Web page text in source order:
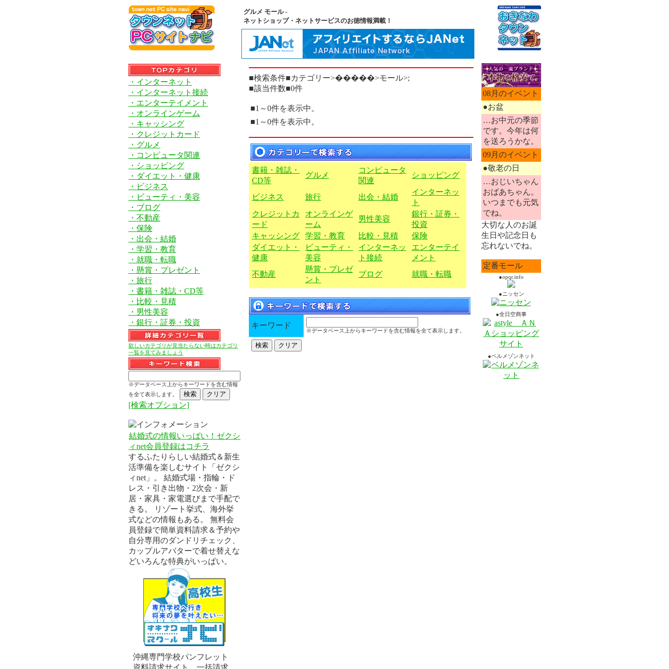
グルメ モール -
ネットショップ・ネットサービスのお徳情報満載！
・インターネット
・インターネット接続
・エンターテイメント
・オンラインゲーム
・キャッシング
・クレジットカード
・グルメ
・コンピュータ関連
・ショッピング
・ダイエット・健康
・ビジネス
・ビューティ・美容
・ブログ
・不動産
・保険
・出会・結婚
・学習・教育
・就職・転職
・懸賞・プレゼント
・旅行
・書籍・雑誌・CD等
・比較・見積
・男性美容
・銀行・証券・投資
欲しいカテゴリが見当たらない時はカテゴリ
一覧を見てみましょう
※データベース上からキーワードを含む情報
を全て表示します。
[検索オプション]
結婚式の情報いっぱい！ゼクシ
ィnet会員登録はコチラ
するふたりらしい結婚式＆新生
活準備を楽しむサイト「ゼクシ
ィnet」。 結婚式場・指輪・ド
レス・引き出物・2次会・新
居・家具・家電選びまで手配で
きる。 リゾート挙式、海外挙
式などの情報もある。 無料会
員登録で簡単資料請求＆予約や
自分専用のダンドリチェック、
カップルアバターで着せ替えな
どいろんな特典がいっぱい。
沖縄専門学校パンフレット
資料請求サイト。一括請求
■検索条件■カテゴリー>�����>モール>;
■該当件数■0件
■1～0件を表示中。
■1～0件を表示中。
書籍・雑誌・
CD等
グルメ
コンピュータ
関連
ショッピング
ビジネス 旅行 出会・結婚
インターネッ
ト
クレジットカ
ード
オンラインゲ
ーム
男性美容
銀行・証券・
投資
キャッシング
学習・教育 比較・見積
保険
ダイエット・
健康
ビューティ・
美容
インターネッ
ト接続
エンターテイ
メント
不動産
懸賞・プレゼ
ント
ブログ 就職・転職
キーワード
※データベース上からキーワードを含む情報を全て表示します。
08月のイベント
●お盆
…お中元の季節
です。今年は何
を送ろうかな。
09月のイベント
●敬老の日
…おじいちゃん
おばあちゃん。
いつまでも元気
でね。
大切な人のお誕
生日や記念日も
忘れないでね。
定番モール
●opqr.info
●ニッセン
●全日空商事
●ベルメゾンネット